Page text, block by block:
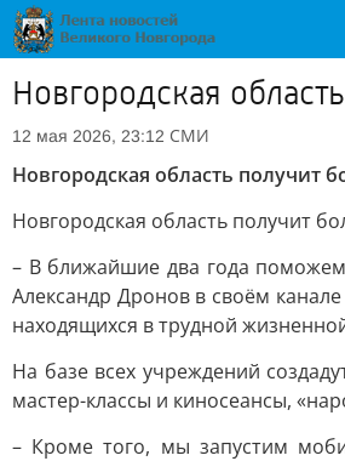
Новгородская
12 мая 2026, 23:12 СМИ
Новгородская область получит
Новгородская область получит
– В ближайшие два года
Александр Дронов в своём
находящихся в трудной
На базе всех учреждений
мастер-классы и киносеансы,
– Кроме того, мы запустим